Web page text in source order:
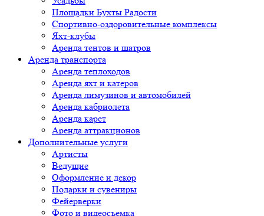
Площадки Бухты Радости
Спортивно-оздоровительные комплексы
Яхт-клубы
Аренда тентов и шатров
Аренда транспорта
Аренда теплоходов
Аренда яхт и катеров
Аренда лимузинов и автомобилей
Аренда кабриолета
Аренда карет
Аренда аттракционов
Дополнительные услуги
Артисты
Ведущие
Оформление и декор
Подарки и сувениры
Фейерверки
Фото и видеосъемка